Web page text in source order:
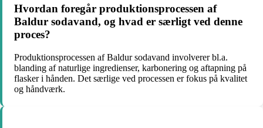
Hvordan foregår produktionsprocessen af
Baldur sodavand, og hvad er særligt ved denne
proces?
Produktionsprocessen af Baldur sodavand involverer bl.a.
blanding af naturlige ingredienser, karbonering og aftapning på
flasker i hånden. Det særlige ved processen er fokus på kvalitet
og håndværk.